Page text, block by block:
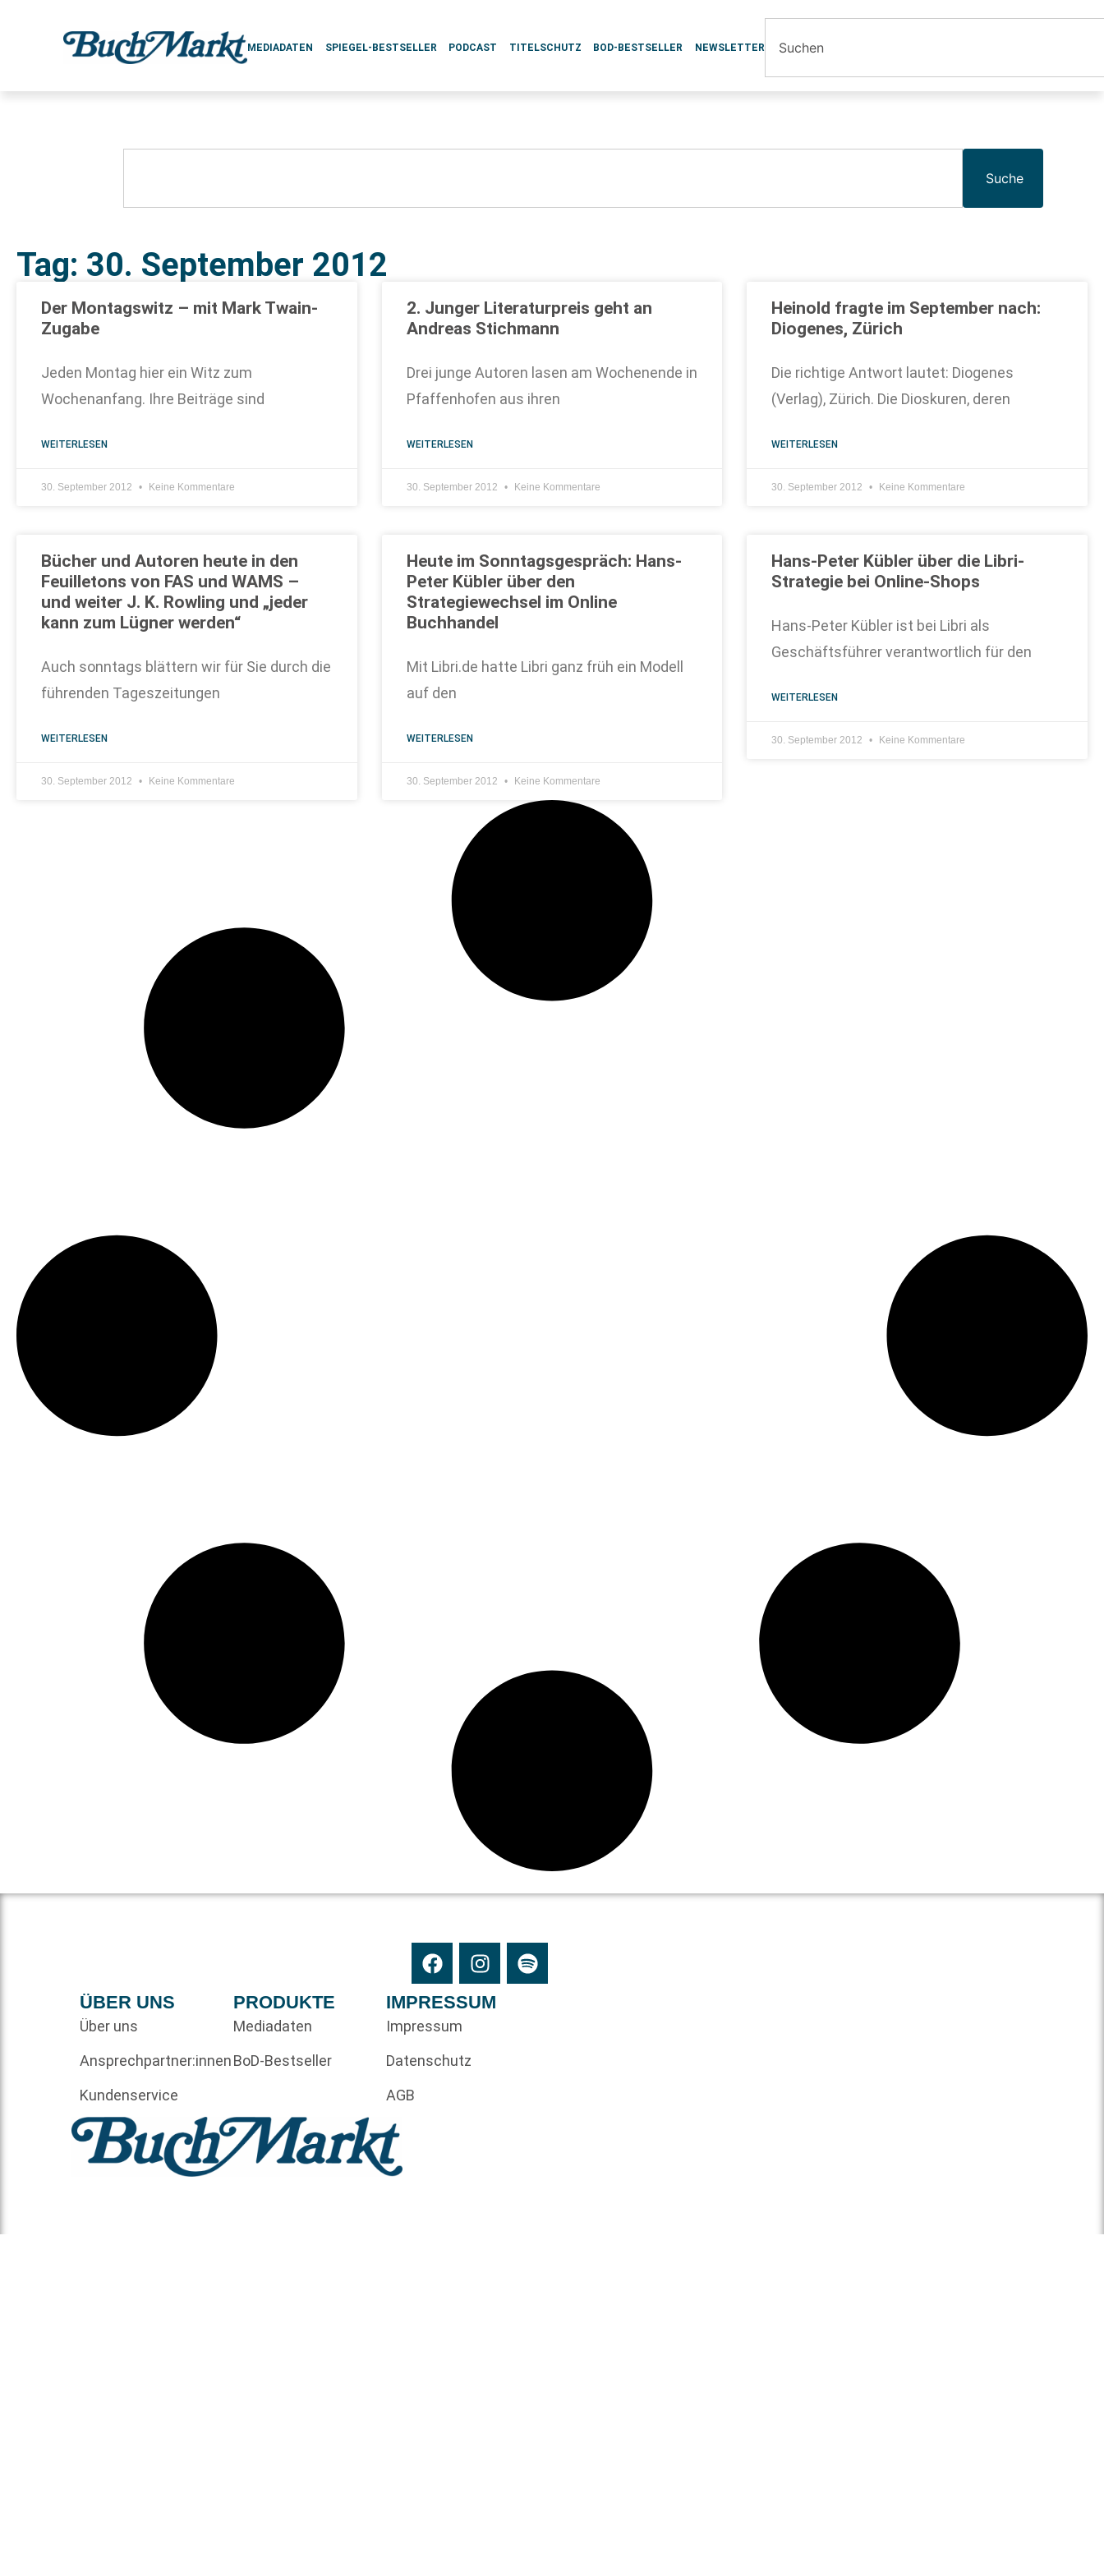
MEDIADATEN SPIEGEL-BESTSELLER PODCAST TITELSCHUTZ BOD-BESTSELLER NEWSLETTER
Suche
Tag: 30. September 2012
Der Montagswitz – mit Mark Twain-
Zugabe
Jeden Montag hier ein Witz zum
Wochenanfang. Ihre Beiträge sind
WEITERLESEN
30. September 2012 Keine Kommentare
2. Junger Literaturpreis geht an
Andreas Stichmann
Drei junge Autoren lasen am Wochenende in
Pfaffenhofen aus ihren
WEITERLESEN
30. September 2012 Keine Kommentare
Heinold fragte im September nach:
Diogenes, Zürich
Die richtige Antwort lautet: Diogenes
(Verlag), Zürich. Die Dioskuren, deren
WEITERLESEN
30. September 2012 Keine Kommentare
Bücher und Autoren heute in den
Feuilletons von FAS und WAMS –
und weiter J. K. Rowling und „jeder
kann zum Lügner werden“
Auch sonntags blättern wir für Sie durch die
führenden Tageszeitungen
WEITERLESEN
30. September 2012 Keine Kommentare
Heute im Sonntagsgespräch: Hans-
Peter Kübler über den
Strategiewechsel im Online
Buchhandel
Mit Libri.de hatte Libri ganz früh ein Modell
auf den
WEITERLESEN
30. September 2012 Keine Kommentare
Hans-Peter Kübler über die Libri-
Strategie bei Online-Shops
Hans-Peter Kübler ist bei Libri als
Geschäftsführer verantwortlich für den
WEITERLESEN
30. September 2012 Keine Kommentare
ÜBER UNS
Über uns
Ansprechpartner:innen
Kundenservice
PRODUKTE
Mediadaten
BoD-Bestseller
IMPRESSUM
Impressum
Datenschutz
AGB